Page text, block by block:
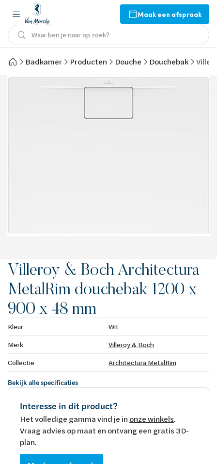
Maak een afspraak
Waar ben je naar op zoek?
Badkamer Producten Douche Douchebak
Villeroy & Boch Architectura
MetalRim douchebak 1200 x
900 x 48 mm
Kleur
Wit
Merk
Villeroy & Boch
Collectie
Architectura MetalRim
Bekijk alle specificaties
Interesse in dit product?
Het volledige gamma vind je in onze winkels.
Vraag advies op maat en ontvang een gratis 3D-
plan.